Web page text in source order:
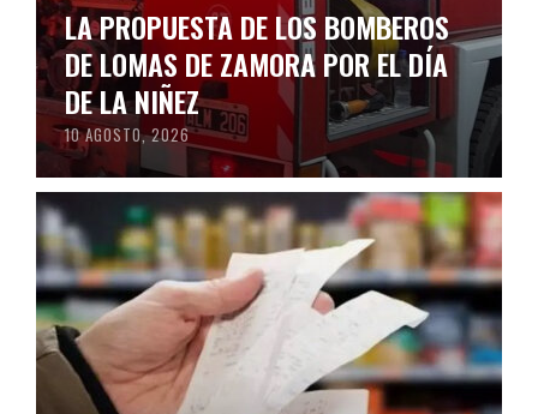
LA PROPUESTA DE LOS BOMBEROS
DE LOMAS DE ZAMORA POR EL DÍA
DE LA NIÑEZ
10 AGOSTO, 2026